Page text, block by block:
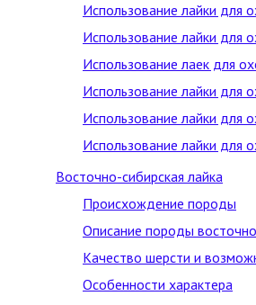
Использование лайки для
Использование лайки для
Использование лаек для
Использование лайки для
Использование лайки для
Использование лайки для
Восточно-сибирская лайка
Происхождение породы
Описание породы
Качество шерсти и
Особенности характера